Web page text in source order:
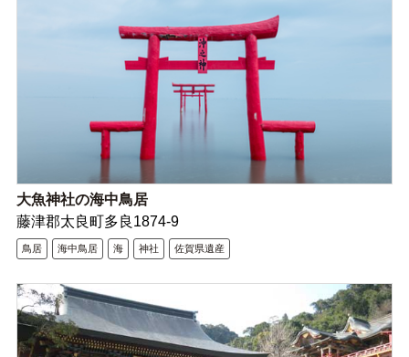
大魚神社の海中鳥居
藤津郡太良町多良1874-9
鳥居 海中鳥居 海 神社 佐賀県遺産